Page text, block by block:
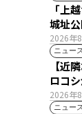
2026年
「上
城址
ニュー
2026年
【近
ロコ
直売所
ニュー